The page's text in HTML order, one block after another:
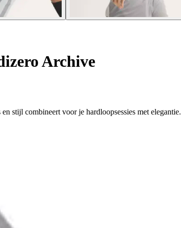
Archive
stijl combineert voor je hardloopsessies met elegantie.